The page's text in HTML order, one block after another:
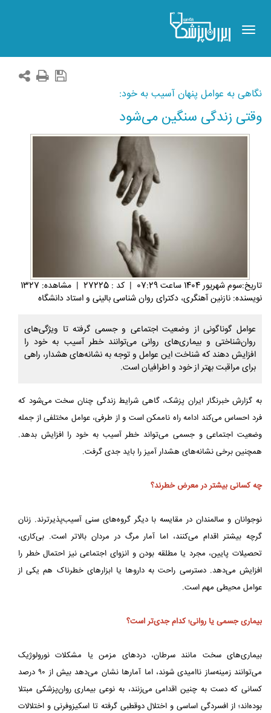
Toggle
navigation
نگاهی به عوامل پنهان آسیب به خود:
وقتی زندگی سنگین می‌شود
تاريخ:سوم شهريور 1404 ساعت 07:29 | کد : 27225 | مشاهده: 1327
نویسنده: نازنین آهنگری، دکترای روان شناسی بالینی و استاد دانشگاه
عوامل گوناگونی از وضعیت اجتماعی و جسمی گرفته تا ویژگی‌های
روان‌شناختی و بیماری‌های روانی می‌توانند خطر آسیب به خود را
افزایش دهند که شناخت این عوامل و توجه به نشانه‌های هشدار، راهی
برای مراقبت بهتر از خود و اطرافیان است.
به گزارش خبرنگار ایران پزشک، گاهی شرایط زندگی چنان سخت می‌شود که
فرد احساس می‌کند ادامه راه ناممکن است و از طرفی، عوامل مختلفی از جمله
وضعیت اجتماعی و جسمی می‌تواند خطر آسیب به خود را افزایش بدهد.
همچنین برخی نشانه‌های هشدار آمیز را باید جدی گرفت.
چه کسانی بیشتر در معرض خطرند؟
نوجوانان و سالمندان در مقایسه با دیگر گروه‌های سنی آسیب‌پذیرترند. زنان
گرچه بیشتر اقدام می‌کنند، اما آمار مرگ در مردان بالاتر است. بی‌کاری،
تحصیلات پایین، مجرد یا مطلقه بودن و انزوای اجتماعی نیز احتمال خطر را
افزایش می‌دهد. دسترسی راحت به داروها یا ابزارهای خطرناک هم یکی از
عوامل محیطی مهم است.
بیماری جسمی یا روانی؛ کدام جدی‌تر است؟
بیماری‌های سخت مانند سرطان، دردهای مزمن یا مشکلات نورولوژیک
می‌توانند زمینه‌ساز ناامیدی شوند، اما آمارها نشان می‌دهد بیش از ۹۰ درصد
کسانی که دست به چنین اقدامی می‌زنند، به نوعی بیماری روان‌پزشکی مبتلا
بوده‌اند؛ از افسردگی اساسی و اختلال دوقطبی گرفته تا اسکیزوفرنی و اختلالات